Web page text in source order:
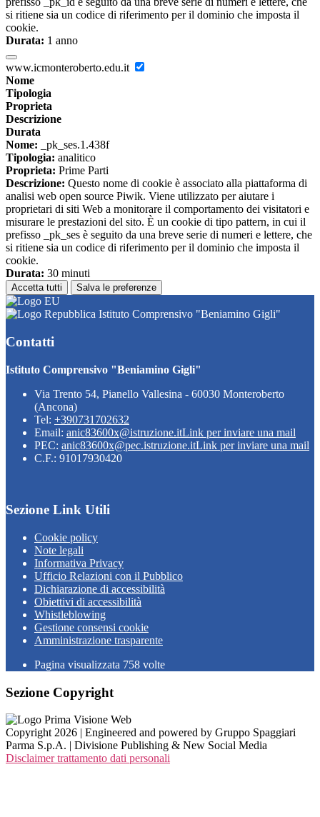
si ritiene sia un codice di riferimento per il dominio che imposta il
cookie.
Durata: 1 anno
www.icmonteroberto.edu.it
Nome
Tipologia
Proprieta
Descrizione
Durata
Nome: _pk_ses.1.438f
Tipologia: analitico
Proprieta: Prime Parti
Descrizione: Questo nome di cookie è associato alla piattaforma di
analisi web open source Piwik. Viene utilizzato per aiutare i
proprietari di siti Web a monitorare il comportamento dei visitatori e
misurare le prestazioni del sito. È un cookie di tipo pattern, in cui il
prefisso _pk_ses è seguito da una breve serie di numeri e lettere, che
si ritiene sia un codice di riferimento per il dominio che imposta il
cookie.
Durata: 30 minuti
Accetta tutti Salva le preferenze
Istituto Comprensivo "Beniamino Gigli"
Contatti
Istituto Comprensivo "Beniamino Gigli"
Via Trento 54, Pianello Vallesina - 60030 Monteroberto
(Ancona)
Tel: +390731702632
Email: anic83600x@istruzione.itLink per inviare una mail
PEC: anic83600x@pec.istruzione.itLink per inviare una mail
C.F.: 91017930420
Sezione Link Utili
Cookie policy
Note legali
Informativa Privacy
Ufficio Relazioni con il Pubblico
Dichiarazione di accessibilità
Obiettivi di accessibilità
Whistleblowing
Gestione consensi cookie
Amministrazione trasparente
Pagina visualizzata 758 volte
Sezione Copyright
Copyright 2026 | Engineered and powered by Gruppo Spaggiari
Parma S.p.A. | Divisione Publishing & New Social Media
Disclaimer trattamento dati personali